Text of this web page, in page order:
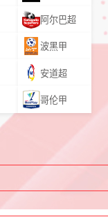
阿尔巴超
波黑甲
安道超
哥伦甲